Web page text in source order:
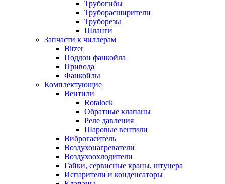
Трубогибы
Труборасширители
Труборезы
Шланги
Запчасти к чиллерам
Bitzer
Поддон фанкойла
Привода
Фанкойлы
Комплектующие
Вентили
Rotalock
Обратные клапаны
Реле давления
Шаровые вентили
Виброгаситель
Воздухонагреватели
Воздухоохлодители
Гайки, сервисные краны, штуцера
Испарители и конденсаторы